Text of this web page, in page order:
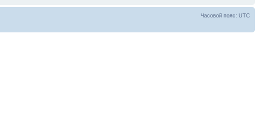
Часовой пояс: UTC